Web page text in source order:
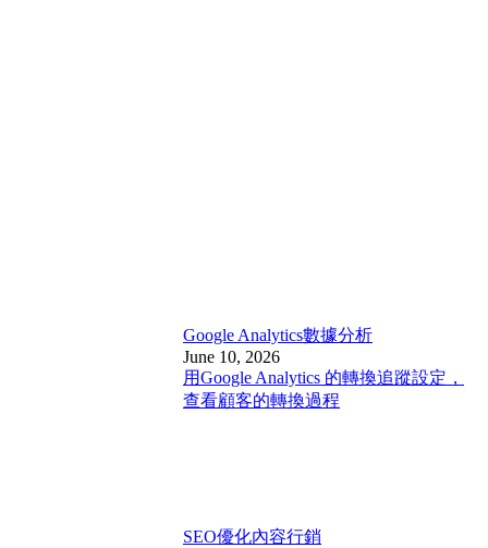
Google Analytics數據分析
June 10, 2026
用Google Analytics 的轉換追蹤設定，
查看顧客的轉換過程
SEO優化內容行銷